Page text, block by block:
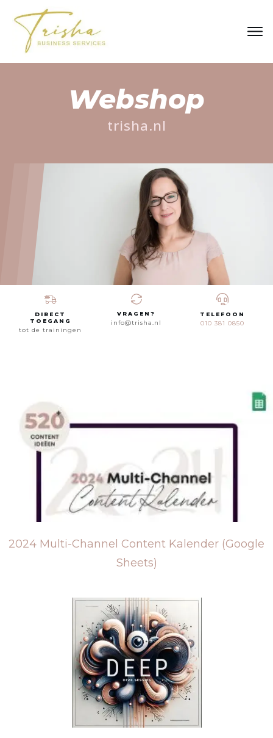
Webshop
trisha.nl
DIRECT
TOEGANG
tot de trainingen
VRAGEN?
info@trisha.nl
TELEFOON
010 381 0850
2024 Multi-Channel Content Kalender (Google
Sheets)